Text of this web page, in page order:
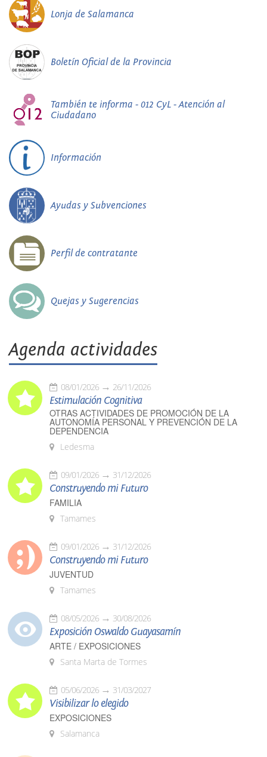
Lonja de Salamanca
Boletín Oficial de la Provincia
También te informa - 012 CyL - Atención al
Ciudadano
Información
Ayudas y Subvenciones
Perfil de contratante
Quejas y Sugerencias
Agenda actividades
08/01/2026 26/11/2026
Estimulación Cognitiva
OTRAS ACTIVIDADES DE PROMOCIÓN DE LA
AUTONOMÍA PERSONAL Y PREVENCIÓN DE LA
DEPENDENCIA
Ledesma
09/01/2026 31/12/2026
Construyendo mi Futuro
FAMILIA
Tamames
09/01/2026 31/12/2026
Construyendo mi Futuro
JUVENTUD
Tamames
08/05/2026 30/08/2026
Exposición Oswaldo Guayasamín
ARTE / EXPOSICIONES
Santa Marta de Tormes
05/06/2026 31/03/2027
Visibilizar lo elegido
EXPOSICIONES
Salamanca